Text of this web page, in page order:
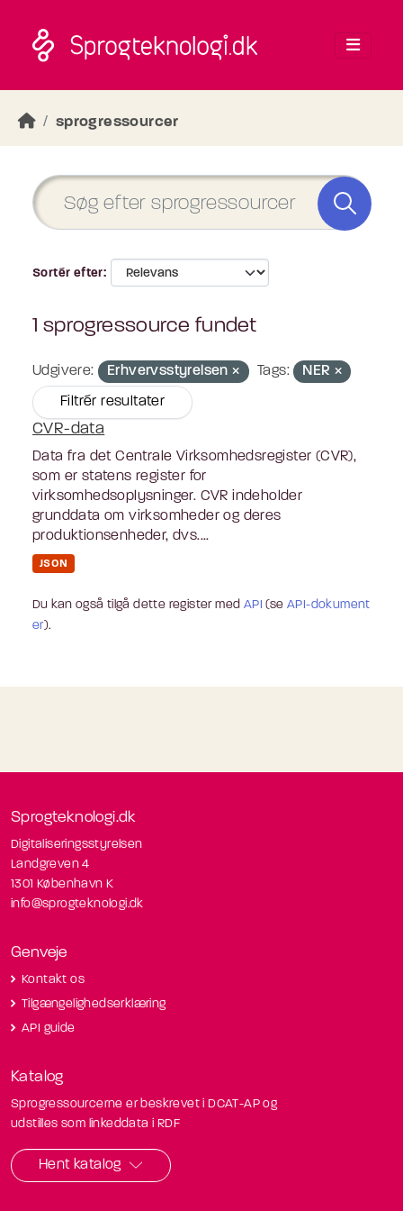
sprogressourcer
Sortér efter
1 sprogressource fundet
Udgivere: Erhvervsstyrelsen Tags: NER
Filtrér resultater
CVR-data
Data fra det Centrale Virksomhedsregister (CVR),
som er statens register for
virksomhedsoplysninger. CVR indeholder
grunddata om virksomheder og deres
produktionsenheder, dvs....
JSON
Du kan også tilgå dette register med API (seAPI-dokument
er).
Sprogteknologi.dk
Digitaliseringsstyrelsen
Landgreven 4
1301 København K
info@sprogteknologi.dk
Genveje
Kontakt os
Tilgængelighedserklæring
API guide
Katalog
Sprogressourcerne er beskrevet i DCAT-AP og
udstilles som linkeddata i RDF
Hent katalog